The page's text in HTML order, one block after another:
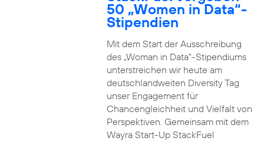
50 „Women in Data“-
Stipendien
Mit dem Start der Ausschreibung
des „Woman in Data“-Stipendiums
unterstreichen wir heute am
deutschlandweiten Diversity Tag
unser Engagement für
Chancengleichheit und Vielfalt von
Perspektiven. Gemeinsam mit dem
Wayra Start-Up StackFuel